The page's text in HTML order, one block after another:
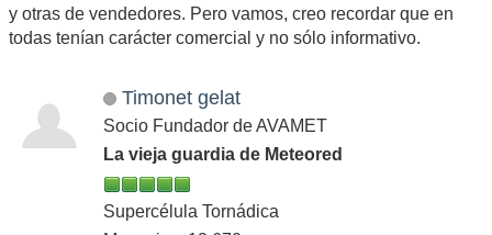
y otras de vendedores. Pero vamos, creo recordar que en
todas tenían carácter comercial y no sólo informativo.
Timonet gelat
Socio Fundador de AVAMET
La vieja guardia de Meteored
Supercélula Tornádica